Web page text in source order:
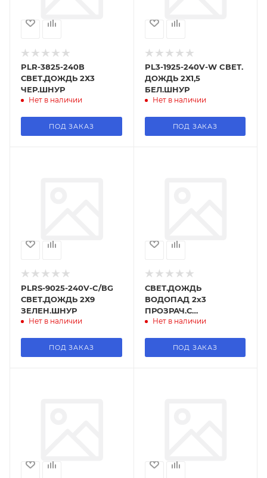
PLR-3825-240В
СВЕТ.ДОЖДЬ 2Х3
ЧЕР.ШНУР
Нет в наличии
ПОД ЗАКАЗ
PL3-1925-240V-W CВЕТ.
ДОЖДЬ 2Х1,5
БЕЛ.ШНУР
Нет в наличии
ПОД ЗАКАЗ
PLRS-9025-240V-C/ВG
СВЕТ.ДОЖДЬ 2Х9
ЗЕЛЕН.ШНУР
Нет в наличии
ПОД ЗАКАЗ
СВЕТ.ДОЖДЬ
ВОДОПАД 2х3
ПРОЗРАЧ.С
КОНТРОЛ.PL3-3820
Нет в наличии
ПОД ЗАКАЗ